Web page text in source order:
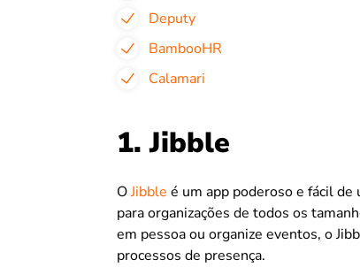
Deputy
BambooHR
Calamari
1. Jibble
OJibble é um app poderoso e fácil
para organizações de todos os
em pessoa ou organize eventos, o
processos de presença.